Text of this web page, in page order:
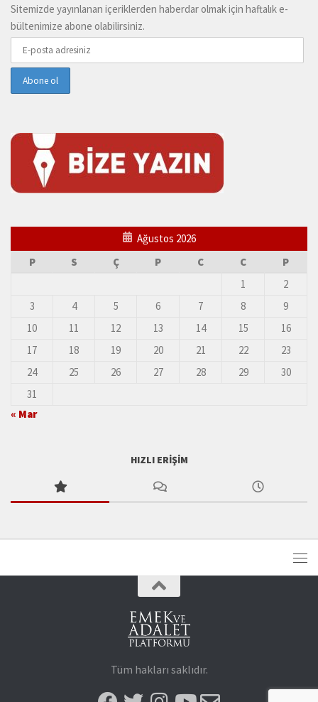
Sitemizde yayınlanan içeriklerden haberdar olmak için haftalık e-
bültenimize abone olabilirsiniz.
Ağustos 2026
P
S Ç P C C
P
1
2
3
4 5 6 7 8
9
10
11 12 13 14 15
16
17
18 19 20 21 22
23
24
25 26 27 28 29
30
31
« Mar
HIZLI ERIŞIM
Tüm hakları saklıdır.